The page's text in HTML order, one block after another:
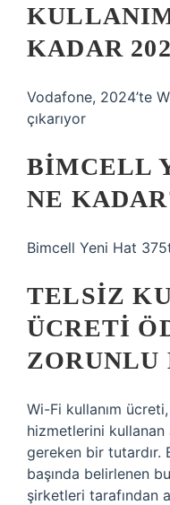
KADAR
Vodafone, 2024’te
çıkarıyor
BIMCELL
NE
Bimcell Yeni Hat
TELSIZ
ÜCRETI
ZORUNLU
Wi-Fi kullanım
hizmetlerini
gereken bir tutardır.
başında belirlenen
şirketleri tarafından